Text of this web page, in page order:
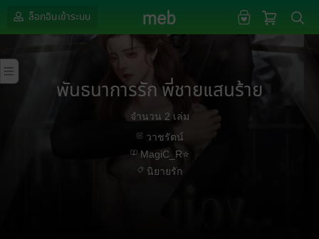
ล็อกอินเข้าระบบ
พันธนาการรัก พี่ชายแสนร้าย
จำนวน 2 เล่ม
วาชรัตน์
MagiC_R⭐
นิยายรัก